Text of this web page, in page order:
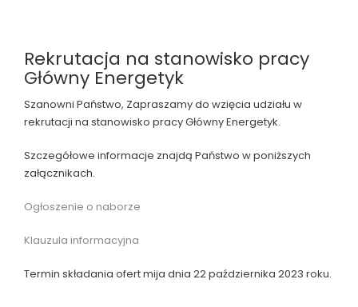
Rekrutacja na stanowisko pracy
Główny Energetyk
Szanowni Państwo, Zapraszamy do wzięcia udziału w
rekrutacji na stanowisko pracy Główny Energetyk.
Szczegółowe informacje znajdą Państwo w poniższych
załącznikach.
Ogłoszenie o naborze
Klauzula informacyjna
Termin składania ofert mija dnia 22 października 2023 roku.